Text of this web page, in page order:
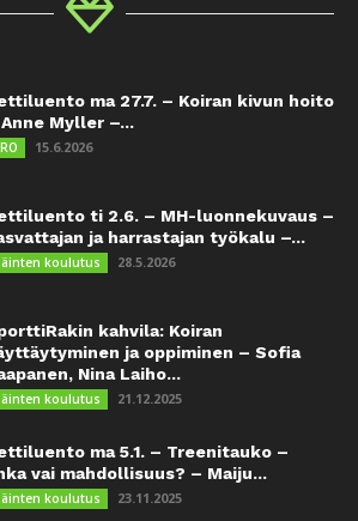
ma 27.7. – Koiran kivun hoito
Myller –...
15.6.2026
ti 2.6. – MH-luonnekuvaus –
ja harrastajan työkalu –...
koulutus 28.5.2026
kahvila: Koiran
ja oppiminen – Sofia
Nina Laiho...
koulutus 21.12.2025
ma 5.1. – Treenitauko –
vai mahdollisuus? – Maiju...
koulutus 23.11.2025